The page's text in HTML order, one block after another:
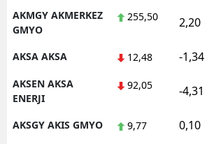
AKMGY AKMERKEZ
GMYO
255,50 2,20
AKSA AKSA 12,48 -1,34
AKSEN AKSA
ENERJI
92,05 -4,31
AKSGY AKIS GMYO 9,77 0,10